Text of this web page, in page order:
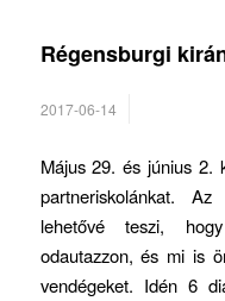
Régensburgi
2017-06-14
Május 29. és június 2.
partneriskolánkat.
lehetővé teszi,
odautazzon, és mi is
vendégeket. Idén 6